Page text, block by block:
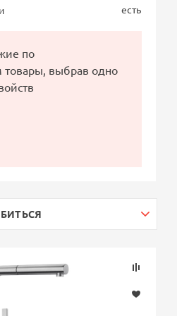
есть
по
товары, выбрав одно